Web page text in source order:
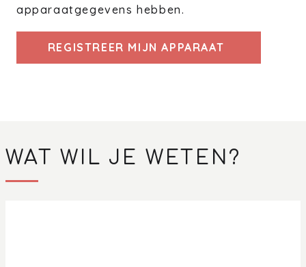
apparaatgegevens hebben.
REGISTREER MIJN APPARAAT
WAT WIL JE WETEN?